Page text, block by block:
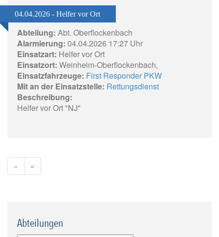
04.04.2026 - Helfer vor Ort
Abteilung: Abt. Oberflockenbach
Alarmierung: 04.04.2026 17:27 Uhr
Einsatzart: Helfer vor Ort
Einsatzort: Weinheim-Oberflockenbach,
Einsatzfahrzeuge: First Responder PKW
Mit an der Einsatzstelle: Rettungsdienst
Beschreibung:
Helfer vor Ort "NJ"
« »
Abteilungen